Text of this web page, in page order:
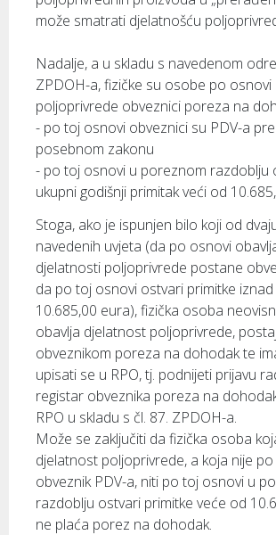
može smatrati djelatnošću
Nadalje, a u skladu s navedenom
ZPDOH-a, fizičke su osobe po
poljoprivrede obveznici poreza na
- po toj osnovi obveznici su PDV-a
posebnom zakonu
- po toj osnovi u poreznom razdoblju
ukupni godišnji primitak veći od
Stoga, ako je ispunjen bilo koji od
navedenih uvjeta (da po osnovi
djelatnosti poljoprivrede postane
da po toj osnovi ostvari primitke
10.685,00 eura), fizička osoba
obavlja djelatnost poljoprivrede,
obveznikom poreza na dohodak te
upisati se u RPO, tj. podnijeti prijavu
registar obveznika poreza na
RPO u skladu s čl. 87. ZPDOH-a.
Može se zaključiti da fizička osoba
djelatnost poljoprivrede, a koja nije
obveznik PDV-a, niti po toj osnovi u
razdoblju ostvari primitke veće od
ne plaća porez na dohodak.